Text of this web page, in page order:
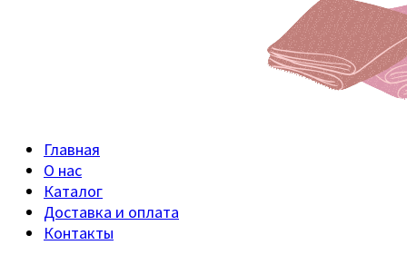
Главная
О нас
Каталог
Доставка и оплата
Контакты